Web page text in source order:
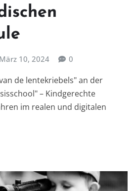
März 10, 2024 0
de lentekriebels" an der
– Kindgerechte
im realen und digitalen